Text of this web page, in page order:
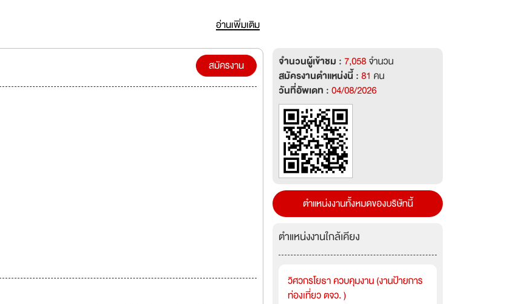
อ่านเพิ่มเติม
สมัครงาน จำนวนผู้เข้าชม :7,058จำนวน
สมัครงานตำแหน่งนี้ :81 คน
วันที่อัพเดท :04/08/2026
ตำแหน่งงานทั้งหมดของบริษัทนี้
ตำแหน่งงานใกล้เคียง
วิศวกรโยธา ควบคุมงาน (งานป้ายการ
ท่องเที่ยว ตจว. )